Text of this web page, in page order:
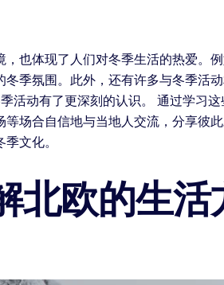
体现了人们对冬季生活的热爱。例
季氛围。此外，还有许多与冬季活动
活动有了更深刻的认识。 通过学习
场合自信地与当地人交流，分享彼
文化。
北欧的生活